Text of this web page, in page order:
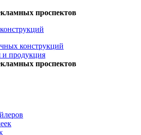
проспектов
конструкций
продукция
проспектов